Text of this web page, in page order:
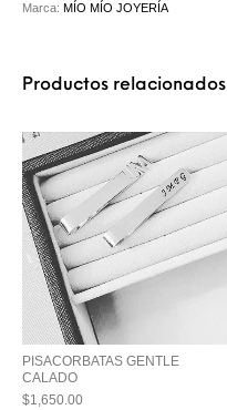
Marca: MÍO MÍO JOYERÍA
Productos relacionados
PISACORBATAS GENTLE
CALADO
$1,650.00